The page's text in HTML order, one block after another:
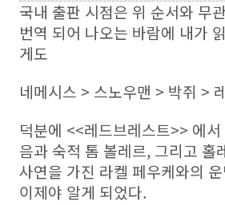
국내 출판 시점은 위 순서와 무
번역 되어 나오는 바람에 내가
게도
네메시스 > 스노우맨 > 박쥐 >
덕분에 <<레드브레스트>> 에
음과 숙적 톰 볼레르, 그리고 홀
사연을 가진 라켈 페우케와의
이제야 알게 되었다.